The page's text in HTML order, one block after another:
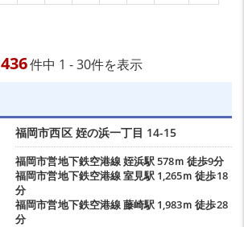
436件中 1 - 30件を表示
福岡市西区 姪の浜一丁目 14-15
福岡市営地下鉄空港線姪浜駅578ｍ 徒歩9分
福岡市営地下鉄空港線室見駅 1,265ｍ 徒歩18
分
福岡市営地下鉄空港線藤崎駅 1,983ｍ 徒歩28
分